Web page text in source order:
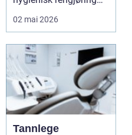
enn de fleste tradisjo...
02 mai 2026
Tannlege